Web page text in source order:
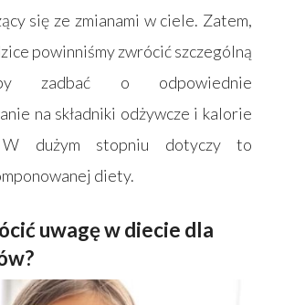
się ze zmianami w ciele. Zatem,
powinniśmy zwrócić szczególną
zadbać o odpowiednie
na składniki odżywcze i kalorie
W dużym stopniu dotyczy to
diety.
uwagę w diecie dla